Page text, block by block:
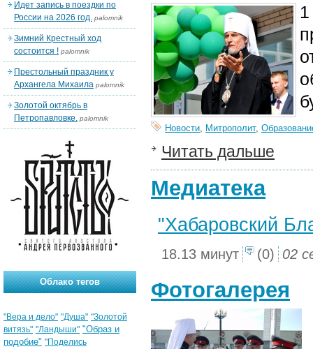
Новости, Митрополит,
Читать дальше
Медиатека
"Хабаровский
18.13 минут (0) 02
Фотогалерея
Идет запись в поездки по
России на 2026 год. palomnik
Зимний Крестный ход
состоится ! palomnik
Престольный праздник у
Архангела Михаила palomnik
Золотой октябрь в
Петропавловке. palomnik
Облако тегов
"Вера и дело" "Душа" "Золотой
витязь" "Ландыши" "Образ и
подобие" "Поделись